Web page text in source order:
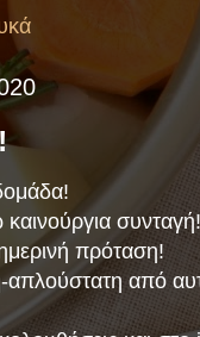
συνταγή!
πρόταση!
από